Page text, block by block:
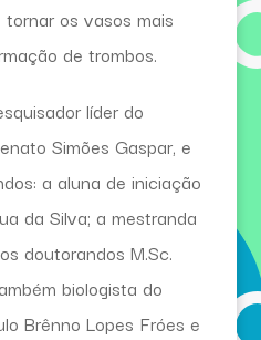
os vasos mais
de trombos.
líder do
Simões Gaspar, e
a aluna de iniciação
da Silva; a mestranda
doutorandos M.Sc.
biologista do
Brênno Lopes Fróes e